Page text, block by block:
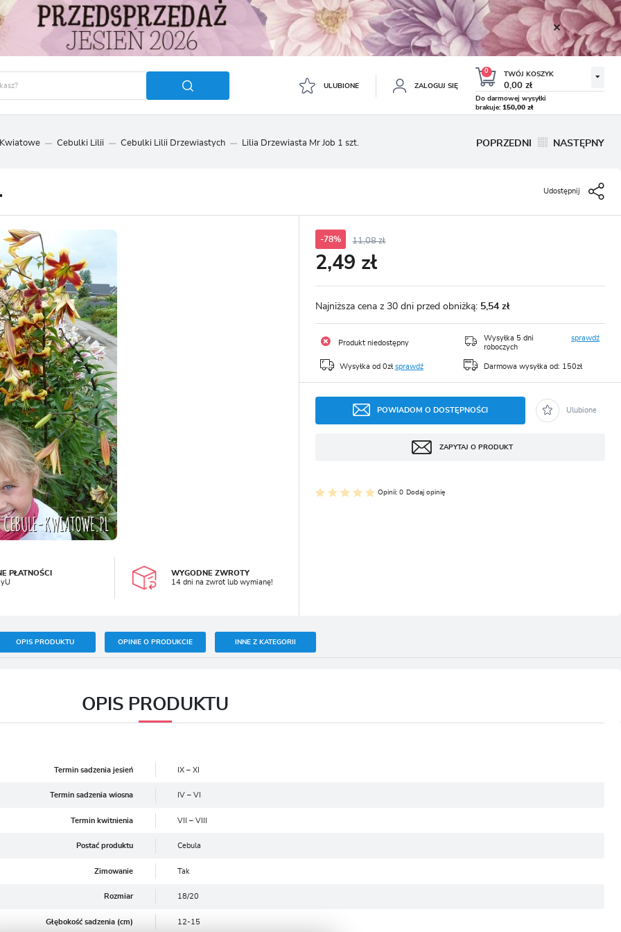
ULUBIONE ZALOGUJ SIĘ
Zapomniałem hasła
SIĘ
podgląd statusu realizacji zamówień
brak konieczności wprowadzania swoich danych przy kolejnych zakupach
0 TWÓJ KOSZYK
0,00 zł
8.99 zł 19.43 zł
KROKUS WIOSENNY MIX 50
19.99 zł 43.32 zł
Do darmowej wysyłki
brakuje: 150,00 zł
Cebulki Lilii Cebulki Lilii Drzewiastych Lilia Drzewiasta Mr Job 1 szt. POPRZEDNI NASTĘPNY
Udostępnij
PŁATNOŚCI
WYGODNE ZWROTY
14 dni na zwrot lub wymianę!
-78% 11,08 zł
2,49 zł
Najniższa cena z 30 dni przed obniżką: 5,54 zł
Produkt niedostępny
Wysyłka 5 dni
roboczych
sprawdź
Wysyłka od 0zł sprawdź Darmowa wysyłka od: 150zł
POWIADOM O DOSTĘPNOŚCI Ulubione
ZAPYTAJ O PRODUKT
Opinii: 0 Dodaj opinię
OPIS PRODUKTU OPINIE O PRODUKCIE INNE Z KATEGORII
OPIS PRODUKTU
Termin sadzenia jesień IX – XI
Termin sadzenia wiosna IV – VI
Termin kwitnienia VII – VIII
Postać produktu Cebula
Zimowanie Tak
Rozmiar 18/20
Głębokość sadzenia (cm) 12-15